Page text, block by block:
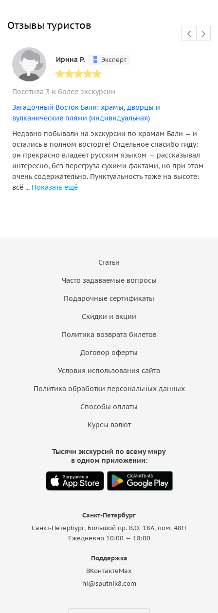
Отзывы туристов
Ирина Р. Эксперт
Посетила 3 и более экскурсии
Загадочный Восток Бали: храмы, дворцы и
вулканические пляжи (индивидуальная)
Недавно побывали на экскурсии по храмам Бали — и
остались в полном восторге! Отдельное спасибо гиду:
он прекрасно владеет русским языком — рассказывал
интересно, без перегруза сухими фактами, но при этом
очень содержательно. Пунктуальность тоже на высоте:
всё ... Показать ещё
Статьи
Часто задаваемые вопросы
Подарочные сертификаты
Скидки и акции
Политика возврата билетов
Договор оферты
Условия использования сайта
Политика обработки персональных данных
Способы оплаты
Курсы валют
Санкт-Петербург
Санкт-Петербург, Большой пр. В.О. 18A, пом. 48Н
Ежедневно 10:00 — 18:00
Поддержка
ВКонтактеMax
hi@sputnik8.com
Тысячи экскурсий по всему миру
в одном приложении: